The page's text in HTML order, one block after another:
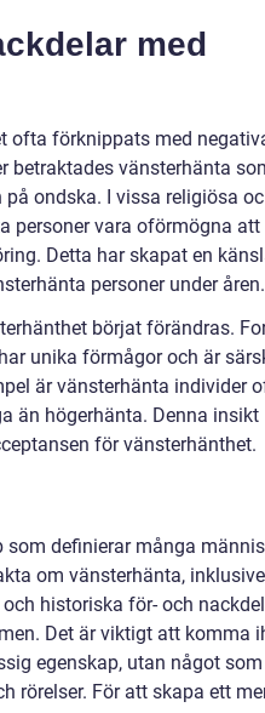
med
ofta förknippats med
betraktades vänsterhänta
ondska. I vissa religiösa
personer vara oförmögna
Detta har skapat en
personer under åren.
börjat förändras.
unika förmågor och är
är vänsterhänta individer
än högerhänta. Denna insikt
för vänsterhänthet.
som definierar många
om vänsterhänta,
historiska för- och
Det är viktigt att komma
egenskap, utan något
rörelser. För att skapa ett